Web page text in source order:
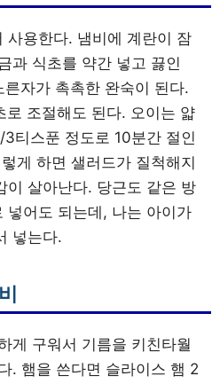
사용한다. 냄비에 계란이 잠
과 식초를 약간 넣고 끓인
자가 촉촉한 완숙이 된다.
조절해도 된다. 오이는 얇
티스푼 정도로 10분간 절인
게 하면 샐러드가 질척해지
이 살아난다. 당근도 같은 방
넣어도 되는데, 나는 아이가
넣는다.
게 구워서 기름을 키친타월
. 햄을 쓴다면 슬라이스 햄 2